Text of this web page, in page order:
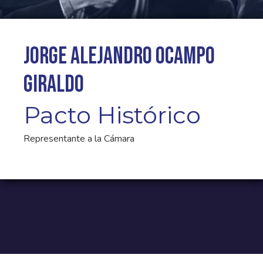
Jorge Alejandro Ocampo
Giraldo
Pacto Histórico
Representante a la Cámara